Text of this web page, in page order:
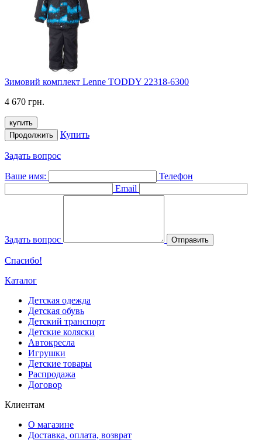
Зимовий комплект Lenne TODDY 22318-6300
4 670 грн.
купить
Продолжить
Купить
Задать вопрос
Ваше имя:
Телефон
Email
Задать вопрос Отправить
Спасибо!
Каталог
Детская одежда
Детская обувь
Детский транспорт
Детские коляски
Автокресла
Игрушки
Детские товары
Распродажа
Договор
Клиентам
О магазине
Доставка, оплата, возврат